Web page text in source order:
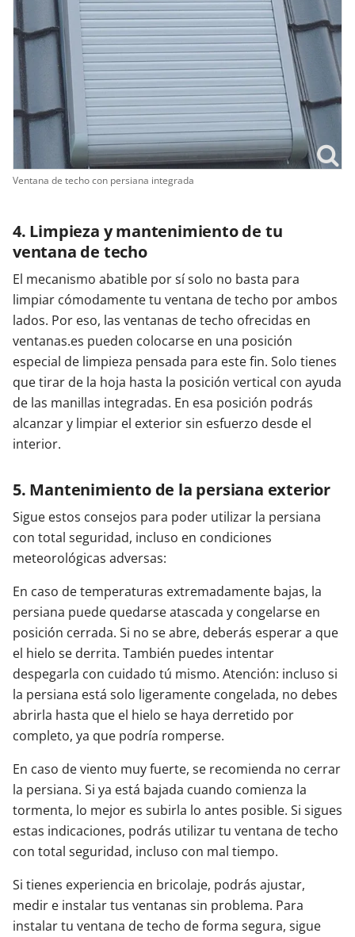
Ventana de techo con persiana integrada
4. Limpieza y mantenimiento de tu
ventana de techo
El mecanismo abatible por sí solo no basta para
limpiar cómodamente tu ventana de techo por ambos
lados. Por eso, las ventanas de techo ofrecidas en
ventanas.es pueden colocarse en una posición
especial de limpieza pensada para este fin. Solo tienes
que tirar de la hoja hasta la posición vertical con ayuda
de las manillas integradas. En esa posición podrás
alcanzar y limpiar el exterior sin esfuerzo desde el
interior.
5. Mantenimiento de la persiana exterior
Sigue estos consejos para poder utilizar la persiana
con total seguridad, incluso en condiciones
meteorológicas adversas:
En caso de temperaturas extremadamente bajas, la
persiana puede quedarse atascada y congelarse en
posición cerrada. Si no se abre, deberás esperar a que
el hielo se derrita. También puedes intentar
despegarla con cuidado tú mismo. Atención: incluso si
la persiana está solo ligeramente congelada, no debes
abrirla hasta que el hielo se haya derretido por
completo, ya que podría romperse.
En caso de viento muy fuerte, se recomienda no cerrar
la persiana. Si ya está bajada cuando comienza la
tormenta, lo mejor es subirla lo antes posible. Si sigues
estas indicaciones, podrás utilizar tu ventana de techo
con total seguridad, incluso con mal tiempo.
Si tienes experiencia en bricolaje, podrás ajustar,
medir e instalar tus ventanas sin problema. Para
instalar tu ventana de techo de forma segura, sigue